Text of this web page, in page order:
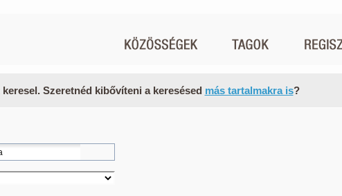
Szeretnéd kibővíteni a keresésed más tartalmakra is?